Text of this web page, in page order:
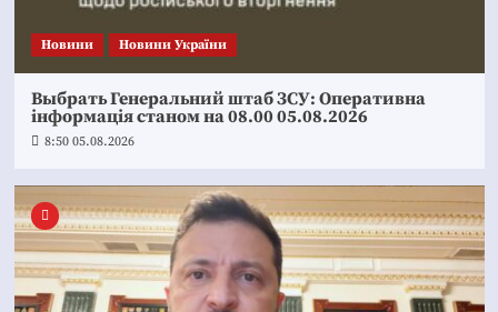
Новини Новини України
Выбрать Генеральний штаб ЗСУ: Оперативна
інформація станом на 08.00 05.08.2026
8:50 05.08.2026